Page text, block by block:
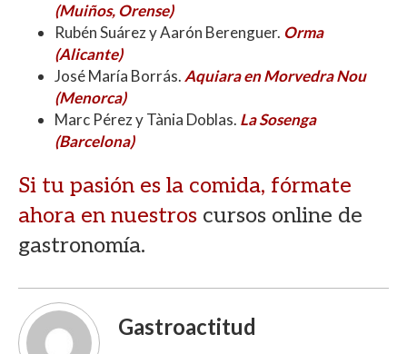
(Muiños, Orense)
Rubén Suárez y Aarón Berenguer. Orma
(Alicante)
José María Borrás. Aquiara en Morvedra Nou
(Menorca)
Marc Pérez y Tània Doblas. La Sosenga
(Barcelona)
Si tu pasión es la comida, fórmate
ahora en nuestros cursos online de
gastronomía.
Gastroactitud